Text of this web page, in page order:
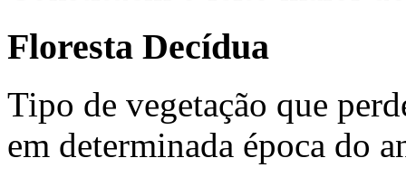
Floresta Decídua
Tipo de vegetação que
em determinada época do